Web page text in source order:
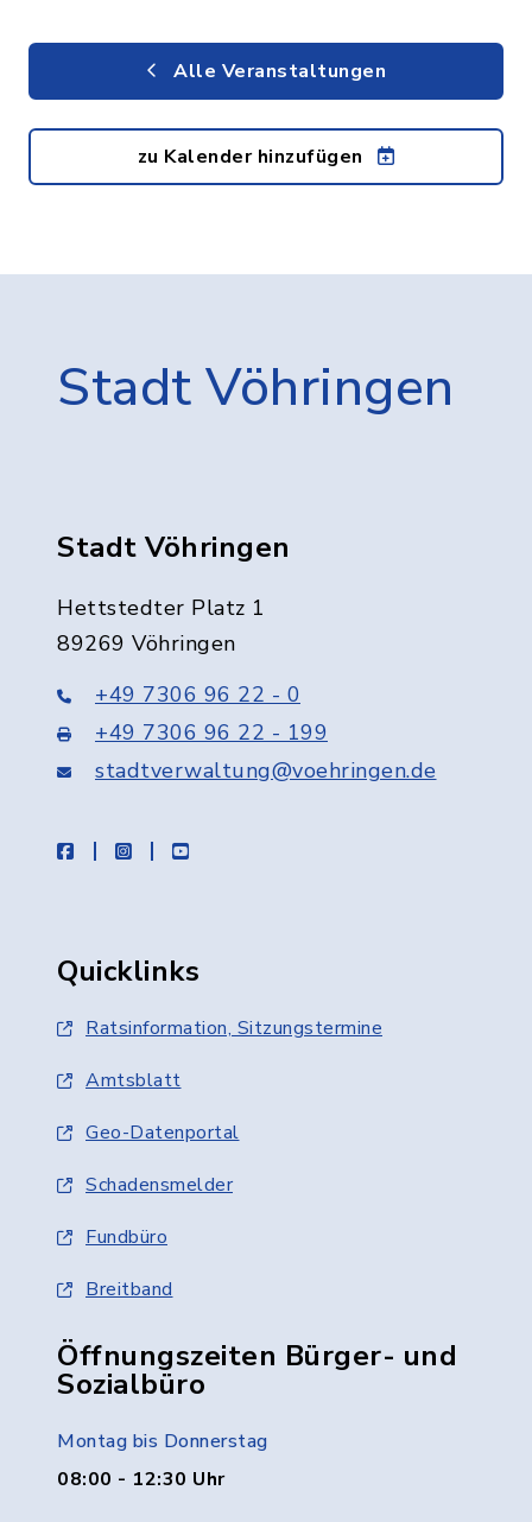
Alle Veranstaltungen
zu Kalender hinzufügen
Stadt Vöhringen
Stadt Vöhringen
Hettstedter Platz 1
89269 Vöhringen
+49 7306 96 22 - 0
+49 7306 96 22 - 199
stadtverwaltung@voehringen.de
facebookinstagramyoutube
Quicklinks
Ratsinformation, Sitzungstermine
Amtsblatt
Geo-Datenportal
Schadensmelder
Fundbüro
Breitband
Öffnungszeiten Bürger- und
Sozialbüro
Montag bis Donnerstag
08:00 - 12:30 Uhr